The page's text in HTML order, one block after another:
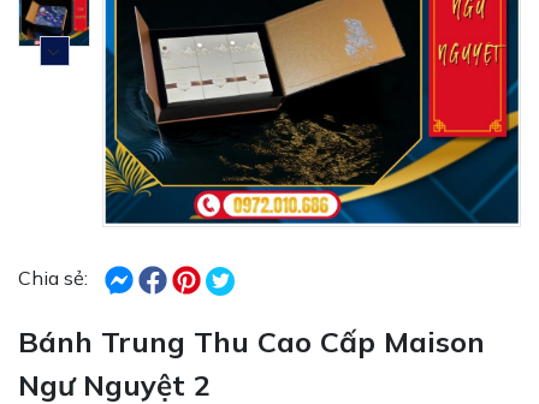
Chia sẻ:
Bánh Trung Thu Cao Cấp Maison
Ngư Nguyệt 2